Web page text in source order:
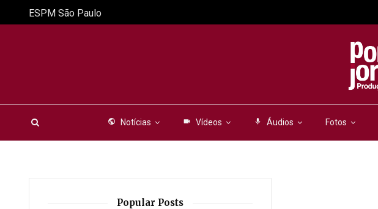
public Notícias videocam Vídeos mic Áudios Fotos
ESPM São Paulo
Popular Posts